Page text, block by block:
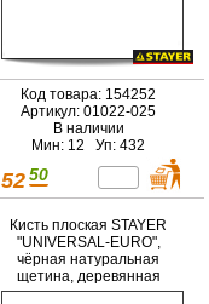
Код товара: 154252
Артикул: 01022-025
В наличии
Мин: 12 Уп: 432
52 50
Кисть плоская STAYER
"UNIVERSAL-EURO",
чёрная натуральная
щетина, деревянная
ручка, 75мм